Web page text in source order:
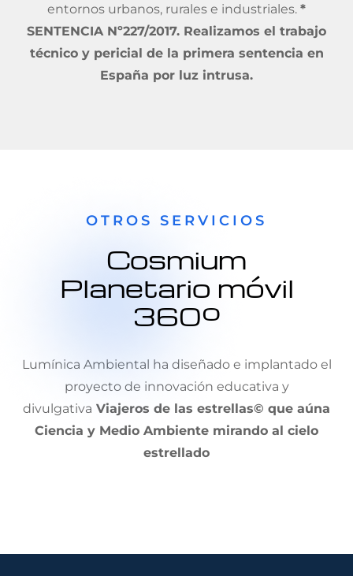
entornos urbanos, rurales e industriales. *
SENTENCIA Nº227/2017. Realizamos el trabajo
técnico y pericial de la primera sentencia en
España por luz intrusa.
OTROS SERVICIOS
Cosmium
Planetario móvil
360º
Lumínica Ambiental ha diseñado e implantado el
proyecto de innovación educativa y
divulgativa Viajeros de las estrellas© que aúna
Ciencia y Medio Ambiente mirando al cielo
estrellado